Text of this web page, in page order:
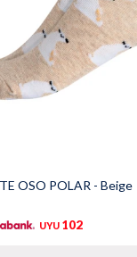
OSO POLAR - Beige
UYU 102